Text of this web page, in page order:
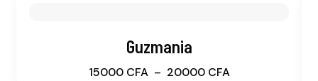
Guzmania
15000 CFA – 20000 CFAPlage